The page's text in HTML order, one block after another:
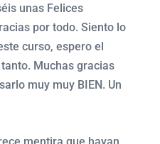
unas Felices
por todo. Siento lo
curso, espero el
Muchas gracias
muy muy BIEN. Un